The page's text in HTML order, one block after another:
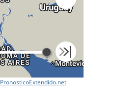
PronosticoExtendido.net